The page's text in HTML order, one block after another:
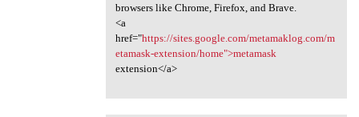
browsers like Chrome, Firefox, and Brave.
<a
href="https://sites.google.com/metamaklog.com/m
etamask-extension/home">metamask
extension</a>